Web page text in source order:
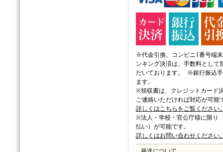
※代金引換、コンビニ(番号端
ンキング決済は、手数料とし
だいております。 ※銀行振込
ます。
※領収書は、クレジットカード
ご連絡いただければ対応が可能
詳しくはこちらをご覧ください
※法人・学校・官公庁様に限り
払い）が可能です。
詳しくはお問い合わせください